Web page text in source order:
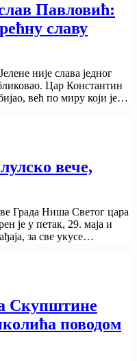
Павловић:
славу
није слава једног
Цар Константин
већ по миру који је…
вече,
Града Ниша Светог цара
је у петак, 29. маја и
за све укусе…
Скупштине
поводом